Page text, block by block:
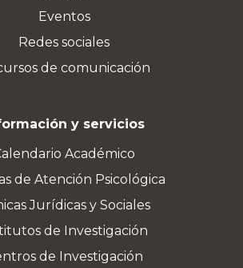
Eventos
Redes sociales
de comunicación
y servicios
Académico
de Atención Psicológica
Jurídicas y Sociales
de Investigación
de Investigación